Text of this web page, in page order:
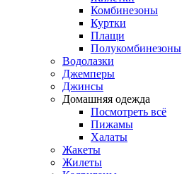
Комбинезоны
Куртки
Плащи
Полукомбинезоны
Водолазки
Джемперы
Джинсы
Домашняя одежда
Посмотреть всё
Пижамы
Халаты
Жакеты
Жилеты